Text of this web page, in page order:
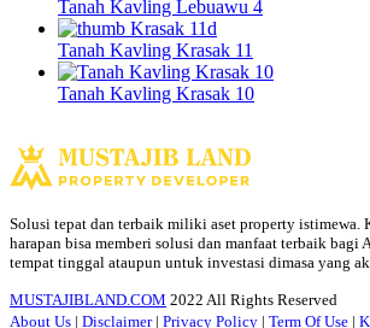
Tanah Kavling Lebuawu 4
Tanah Kavling Krasak 11
Tanah Kavling Krasak 10
Solusi tepat dan terbaik miliki aset property istimewa.
harapan bisa memberi solusi dan manfaat terbaik bagi
tempat tinggal ataupun untuk investasi dimasa yang
MUSTAJIBLAND.COM 2022 All Rights Reserved
About Us | Disclaimer| Privacy Policy | Term Of Use |